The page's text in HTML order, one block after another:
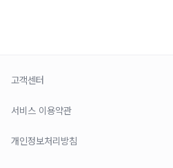
고객센터
서비스 이용약관
개인정보처리방침